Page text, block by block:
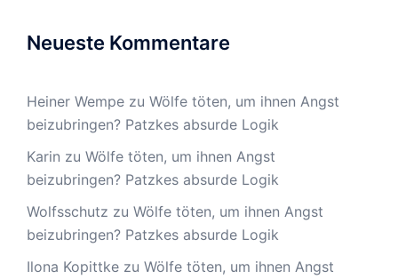
Neueste Kommentare
Heiner Wempe zu Wölfe töten, um ihnen Angst
beizubringen? Patzkes absurde Logik
Karin zu Wölfe töten, um ihnen Angst
beizubringen? Patzkes absurde Logik
Wolfsschutz zu Wölfe töten, um ihnen Angst
beizubringen? Patzkes absurde Logik
Ilona Kopittke zu Wölfe töten, um ihnen Angst